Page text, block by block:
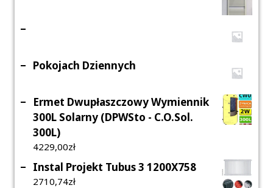
Pokojach Dziennych
Ermet Dwupłaszczowy Wymiennik
300L Solarny (DPWSto - C.O.Sol.
300L)
4229,00Zł
Instal Projekt Tubus 3 1200X758
2710,74Zł